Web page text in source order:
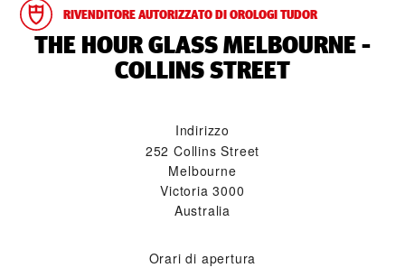
RIVENDITORE AUTORIZZATO DI OROLOGI TUDOR
‭THE HOUR GLASS MELBOURNE -
COLLINS STREET‬
Indirizzo
252 Collins Street
Melbourne
Victoria 3000
Australia
Orari di apertura